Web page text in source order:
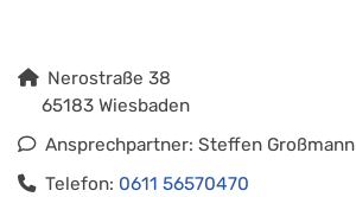
Nerostraße 38
65183 Wiesbaden
Ansprechpartner: Steffen Großmann
Telefon: 0611 56570470